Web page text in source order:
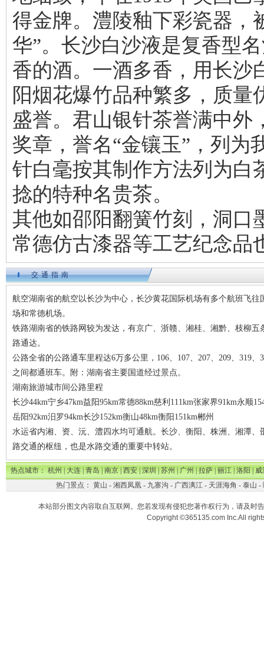
得金牌。澧陵釉下彩瓷器，
华”。长沙白沙液是复香型
香的酒。一酒多香，用长沙
阳烟花爆竹品种繁多，质量
盛誉。君山银针茶誉满中外
奖章，誉名“金镶玉”，列为
针白毫按其制作方法列为白
捻的特种名贵茶。
其他如邵阳翻簧竹刻，洞口
常德仿古漆器等工艺纪念品
交通指南
航空湖南省的航空以长沙为中心，长沙黄花国际机场有多个航班飞
场和常德机场。
铁路湖南省的铁路网较为发达，有京广、浙赣、湘桂、湘黔、枝柳
路通达。
公路全省的公路通车里程达6万多公里，106、107、207、209、319
之间都通班车。附：湖南省主要国道经过景点。
湖南旅游城市间公路里程
长沙44km宁乡47km益阳95km常德88km慈利111km张家界91km永顺
岳阳92km汨罗94km长沙152km衡山48km衡阳151km郴州
水运省内湘、资、沅、澧四水均可通航。长沙、衡阳、株洲、湘潭
路交通的枢纽，也是水路交通的重要中转站。
热点城市：杭州|大连|青岛|南京|西安|深圳|苏州|广州|拉萨|丽江|洛阳|威
热门景点： 黄山 - 湘西凤凰- 九寨沟 - 广西漓江- 天涯海角 - 泰山 -
本站部分图文内容取自互联网。您若发现有侵犯您著作权行为，请及时
Copyright ©365135.com Inc.All